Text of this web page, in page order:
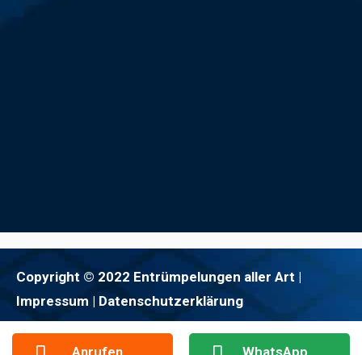
Copyright © 2022 Entrümpelungen aller Art |
Impressum | Datenschutzerklärung
Anrufen WhatsApp